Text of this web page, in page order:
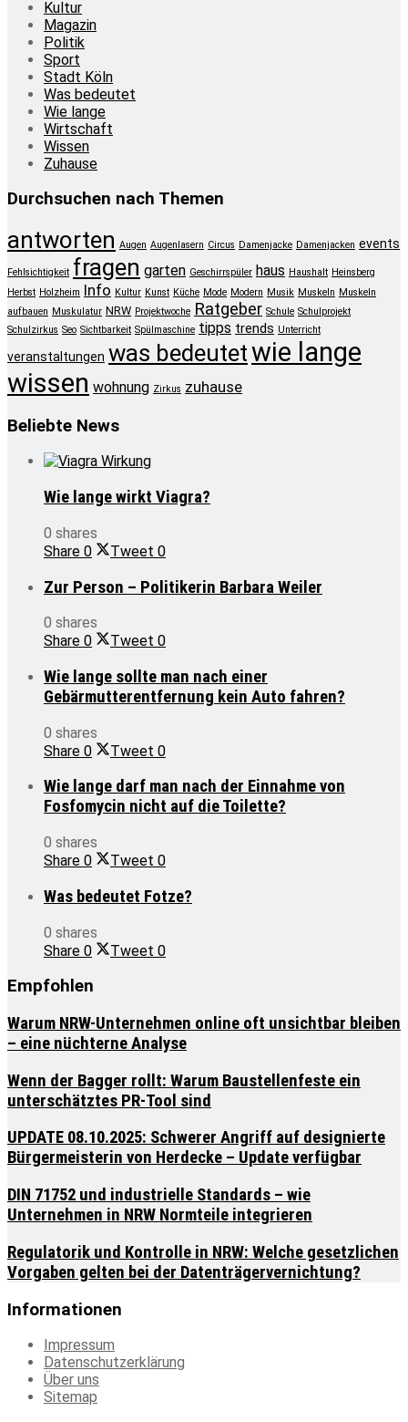
Kultur
Magazin
Politik
Sport
Stadt Köln
Was bedeutet
Wie lange
Wirtschaft
Wissen
Zuhause
Durchsuchen nach Themen
antworten Augen Augenlasern Circus Damenjacke Damenjacken events
Fehlsichtigkeit fragen garten Geschirrspüler haus Haushalt Heinsberg
Herbst Holzheim Info Kultur Kunst Küche Mode Modern Musik Muskeln Muskeln
aufbauen Muskulatur NRW Projektwoche Ratgeber Schule Schulprojekt
Schulzirkus Seo Sichtbarkeit Spülmaschine tipps trends Unterricht
veranstaltungen was bedeutetwie lange
wissen wohnung Zirkus zuhause
Beliebte News
Wie lange wirkt Viagra?
0 shares
Share 0 Tweet 0
Zur Person – Politikerin Barbara Weiler
0 shares
Share 0 Tweet 0
Wie lange sollte man nach einer
Gebärmutterentfernung kein Auto fahren?
0 shares
Share 0 Tweet 0
Wie lange darf man nach der Einnahme von
Fosfomycin nicht auf die Toilette?
0 shares
Share 0 Tweet 0
Was bedeutet Fotze?
0 shares
Share 0 Tweet 0
Empfohlen
Warum NRW-Unternehmen online oft unsichtbar bleiben
– eine nüchterne Analyse
Wenn der Bagger rollt: Warum Baustellenfeste ein
unterschätztes PR-Tool sind
UPDATE 08.10.2025: Schwerer Angriff auf designierte
Bürgermeisterin von Herdecke – Update verfügbar
DIN 71752 und industrielle Standards – wie
Unternehmen in NRW Normteile integrieren
Regulatorik und Kontrolle in NRW: Welche gesetzlichen
Vorgaben gelten bei der Datenträgervernichtung?
Informationen
Impressum
Datenschutzerklärung
Über uns
Sitemap